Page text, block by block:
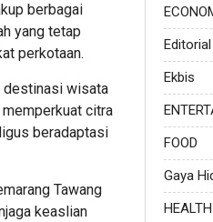
berbagai
yang tetap
perkotaan.
destinasi wisata
citra
beradaptasi
Tawang
keaslian
Editorial
Ekbis
FOOD
Gaya
HEALTH